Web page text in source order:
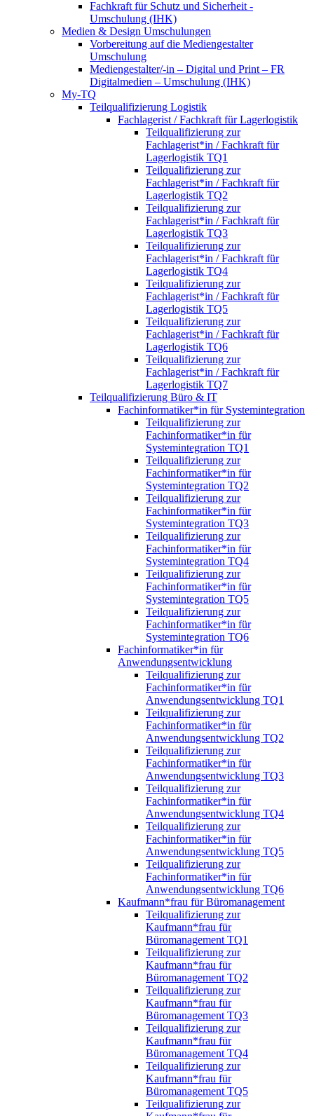
Fachkraft für Schutz und Sicherheit -
Umschulung (IHK)
Medien & Design Umschulungen
Vorbereitung auf die Mediengestalter
Umschulung
Mediengestalter/-in – Digital und Print – FR
Digitalmedien – Umschulung (IHK)
My-TQ
Teilqualifizierung Logistik
Fachlagerist / Fachkraft für Lagerlogistik
Teilqualifizierung zur
Fachlagerist*in / Fachkraft für
Lagerlogistik TQ1
Teilqualifizierung zur
Fachlagerist*in / Fachkraft für
Lagerlogistik TQ2
Teilqualifizierung zur
Fachlagerist*in / Fachkraft für
Lagerlogistik TQ3
Teilqualifizierung zur
Fachlagerist*in / Fachkraft für
Lagerlogistik TQ4
Teilqualifizierung zur
Fachlagerist*in / Fachkraft für
Lagerlogistik TQ5
Teilqualifizierung zur
Fachlagerist*in / Fachkraft für
Lagerlogistik TQ6
Teilqualifizierung zur
Fachlagerist*in / Fachkraft für
Lagerlogistik TQ7
Teilqualifizierung Büro & IT
Fachinformatiker*in für Systemintegration
Teilqualifizierung zur
Fachinformatiker*in für
Systemintegration TQ1
Teilqualifizierung zur
Fachinformatiker*in für
Systemintegration TQ2
Teilqualifizierung zur
Fachinformatiker*in für
Systemintegration TQ3
Teilqualifizierung zur
Fachinformatiker*in für
Systemintegration TQ4
Teilqualifizierung zur
Fachinformatiker*in für
Systemintegration TQ5
Teilqualifizierung zur
Fachinformatiker*in für
Systemintegration TQ6
Fachinformatiker*in für
Anwendungsentwicklung
Teilqualifizierung zur
Fachinformatiker*in für
Anwendungsentwicklung TQ1
Teilqualifizierung zur
Fachinformatiker*in für
Anwendungsentwicklung TQ2
Teilqualifizierung zur
Fachinformatiker*in für
Anwendungsentwicklung TQ3
Teilqualifizierung zur
Fachinformatiker*in für
Anwendungsentwicklung TQ4
Teilqualifizierung zur
Fachinformatiker*in für
Anwendungsentwicklung TQ5
Teilqualifizierung zur
Fachinformatiker*in für
Anwendungsentwicklung TQ6
Kaufmann*frau für Büromanagement
Teilqualifizierung zur
Kaufmann*frau für
Büromanagement TQ1
Teilqualifizierung zur
Kaufmann*frau für
Büromanagement TQ2
Teilqualifizierung zur
Kaufmann*frau für
Büromanagement TQ3
Teilqualifizierung zur
Kaufmann*frau für
Büromanagement TQ4
Teilqualifizierung zur
Kaufmann*frau für
Büromanagement TQ5
Teilqualifizierung zur